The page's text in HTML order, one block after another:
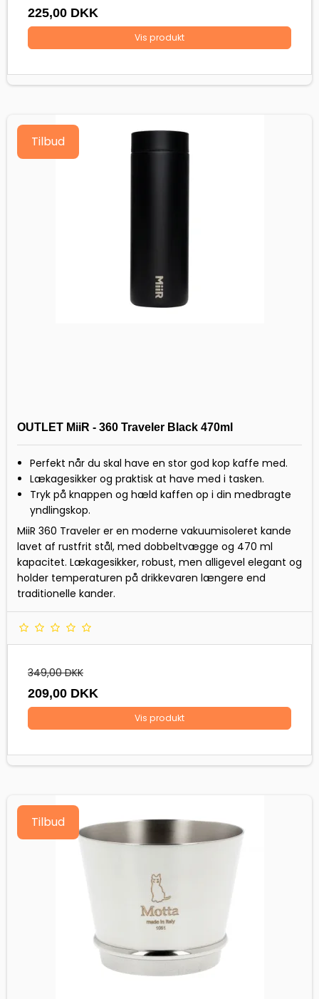
225,00 DKK
Vis produkt
Tilbud
OUTLET MiiR - 360 Traveler Black 470ml
Perfekt når du skal have en stor god kop kaffe med.
Lækagesikker og praktisk at have med i tasken.
Tryk på knappen og hæld kaffen op i din medbragte
yndlingskop.
MiiR 360 Traveler er en moderne vakuumisoleret kande
lavet af rustfrit stål, med dobbeltvægge og 470 ml
kapacitet. Lækagesikker, robust, men alligevel elegant og
holder temperaturen på drikkevaren længere end
traditionelle kander.
349,00 DKK
209,00 DKK
Vis produkt
Tilbud